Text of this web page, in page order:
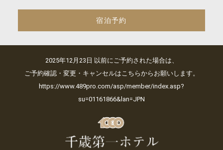
宿泊予約
2025年12月23日 以前にご予約された場合は、
ご予約確認・変更・キャンセルはこちらからお願いします。
https://www.489pro.com/asp/member/index.asp?
su=01161866&lan=JPN